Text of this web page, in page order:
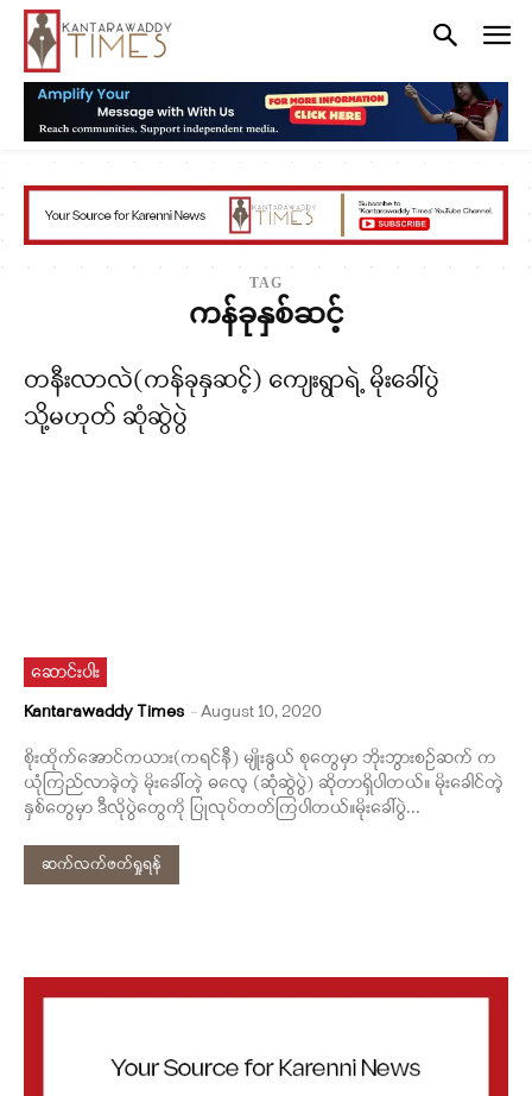
TAG
ကန်ခုနှစ်ဆင့်
တနီးလာလဲ(ကန်ခုနှဆင့်) ကျေးရွာရဲ့ မိုးခေါ်ပွဲ
သို့မဟုတ် ဆုံဆွဲပွဲ
ဆောင်းပါး
Kantarawaddy Times -August 10, 2020
စိုးထိုက်အောင်ကယား(ကရင်နီ) မျိုးနွယ် စုတွေမှာ ဘိုးဘွားစဉ်ဆက် က
ယုံကြည်လာခဲ့တဲ့ မိုးခေါ်တဲ့ ဓလေ့ (ဆုံဆွဲပွဲ) ဆိုတာရှိပါတယ်။ မိုးခေါင်တဲ့
နှစ်တွေမှာ ဒီလိုပွဲတွေကို ပြုလုပ်တတ်ကြပါတယ်။မိုးခေါ်ပွဲ...
ဆက်လက်ဖတ်ရှုရန်